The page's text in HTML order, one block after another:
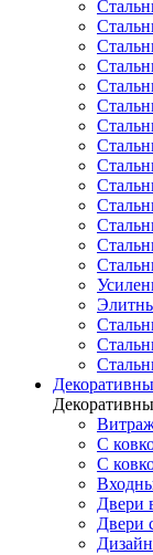
С
С
Двери
Двери